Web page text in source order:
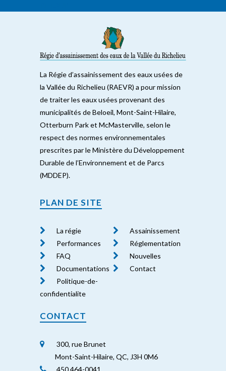
La Régie d’assainissement des eaux usées de
la Vallée du Richelieu (RAEVR) a pour mission
de traiter les eaux usées provenant des
municipalités de Beloeil, Mont-Saint-Hilaire,
Otterburn Park et McMasterville, selon le
respect des normes environnementales
prescrites par le Ministère du Développement
Durable de l’Environnement et de Parcs
(MDDEP).
PLAN DE SITE
La régie
Assainissement
Performances
Réglementation
FAQ
Nouvelles
Documentations
Contact
Politique-de-
confidentialite
CONTACT
300, rue Brunet
Mont-Saint-Hilaire, QC, J3H 0M6